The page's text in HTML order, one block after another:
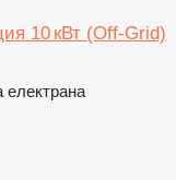
10 кВт (Off-Grid)
електрана